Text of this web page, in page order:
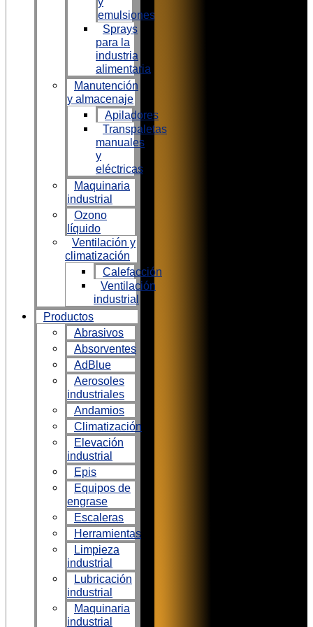
emulsiones
Sprays
para la
industria
alimentaria
Manutención
y almacenaje
Apiladores
Transpaletas
manuales
y
eléctricas
Maquinaria
industrial
Ozono
líquido
Ventilación y
climatización
Calefacción
Ventilación
industrial
Productos
Abrasivos
Absorventes
AdBlue
Aerosoles
industriales
Andamios
Climatización
Elevación
industrial
Epis
Equipos de
engrase
Escaleras
Herramientas
Limpieza
industrial
Lubricación
industrial
Maquinaria
industrial